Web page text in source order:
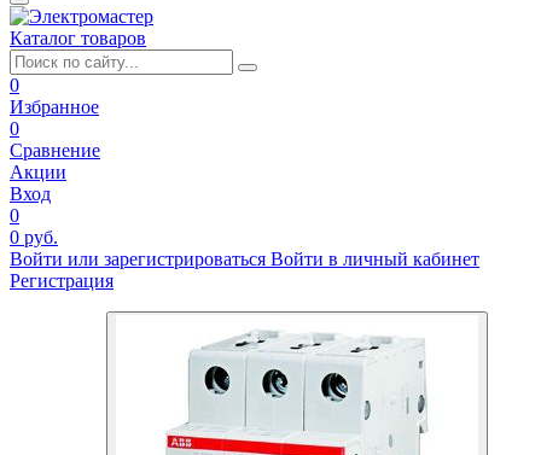
Каталог товаров
0
Избранное
0
Сравнение
Акции
Вход
0
0 руб.
Войти или зарегистрироваться Войти в личный кабинет
Регистрация